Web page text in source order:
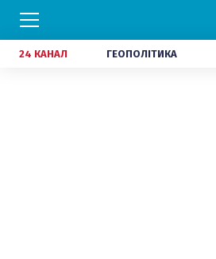
24 КАНАЛ ГЕОПОЛІТИКА